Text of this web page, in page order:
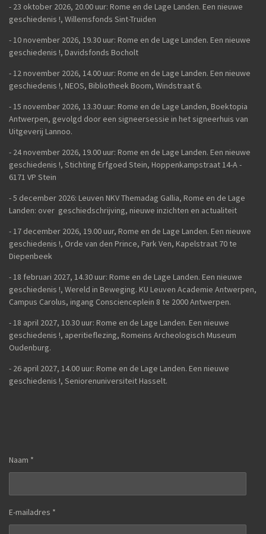
- 23 oktober 2026, 20.00 uur: Rome en de Lage Landen. Een nieuwe
geschiedenis !, Willemsfonds Sint-Truiden
- 10 november 2026, 19.30 uur: Rome en de Lage Landen. Een nieuwe
geschiedenis !, Davidsfonds Bocholt
- 12 november 2026, 14.00 uur: Rome en de Lage Landen. Een nieuwe
geschiedenis !, NEOS, Bibliotheek Boom, Windstraat 6.
- 15 november 2026, 13.30 uur: Rome en de Lage Landen, Boektopia
Antwerpen, gevolgd door een signeersessie in het signeerhuis van
Uitgeverij Lannoo.
- 24 november 2026, 19.00 uur: Rome en de Lage Landen. Een nieuwe
geschiedenis !, Stichting Erfgoed Stein, Hoppenkampstraat 14-A -
6171 VP Stein
- 5 december 2026: Leuven NKV Themadag Gallia, Rome en de Lage
Landen: over geschiedschrijving, nieuwe inzichten en actualiteit
- 17 december 2026, 19.00 uur, Rome en de Lage Landen. Een nieuwe
geschiedenis !, Orde van den Prince, Park Ven, Kapelstraat 70 te
Diepenbeek
- 18 februari 2027, 14.30 uur: Rome en de Lage Landen. Een nieuwe
geschiedenis !, Wereld in Beweging. KU Leuven Academie Antwerpen,
Campus Carolus, ingang Conscienceplein 8 te 2000 Antwerpen.
- 18 april 2027, 10.30 uur: Rome en de Lage Landen. Een nieuwe
geschiedenis !, aperitieflezing, Romeins Archeologisch Museum
Oudenburg.
- 26 april 2027, 14.00 uur: Rome en de Lage Landen. Een nieuwe
geschiedenis !, Seniorenuniversiteit Hasselt.
Naam *
E-mailadres *